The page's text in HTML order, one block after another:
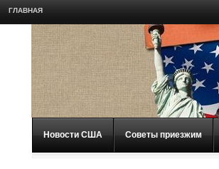
ГЛАВНАЯ
Новости США Советы приезжим